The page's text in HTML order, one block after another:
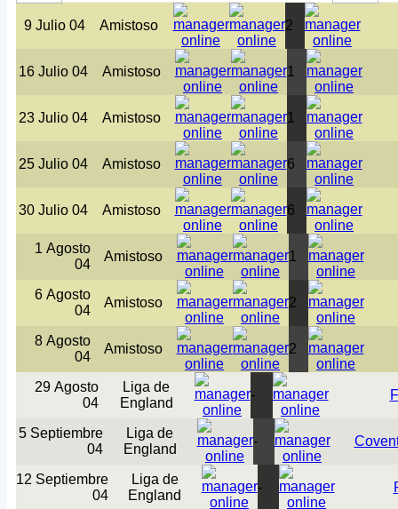
9 Julio 04 Amistoso 2
16 Julio 04 Amistoso 1
23 Julio 04 Amistoso 1
25 Julio 04 Amistoso 6
30 Julio 04 Amistoso 6
1 Agosto
04
Amistoso 1
6 Agosto
04
Amistoso 2
8 Agosto
04
Amistoso 2
29 Agosto
04
Liga de
England
-
5 Septiembre
04
Liga de
England
-
12 Septiembre
04
Liga de
England
-